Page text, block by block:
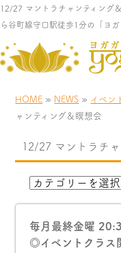
12/27 マントラチャンティング
ら谷町線守口駅徒歩1分の「ヨガ
HOME » NEWS » イベン
ャンティング＆瞑想会
12/27 マントラチ
毎月最終金曜
◎イベントクラス